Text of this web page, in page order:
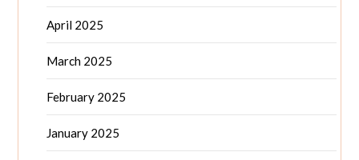
April 2025
March 2025
February 2025
January 2025